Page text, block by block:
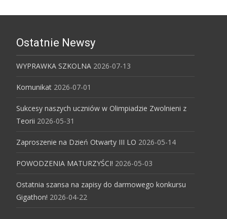
Ostatnie Newsy
WYPRAWKA SZKOLNA 2026-07-13
Komunikat 2026-07-01
Sukcesy naszych uczniów w Olimpiadzie Zwolnieni z
Teorii 2026-05-31
Zaproszenie na Dzień Otwarty III LO 2026-05-14
POWODZENIA MATURZYŚCI! 2026-05-03
Ostatnia szansa na zapisy do darmowego konkursu
Gigathon! 2026-04-22